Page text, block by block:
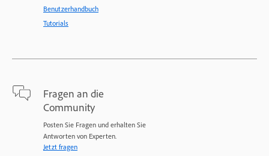
Benutzerhandbuch
Tutorials
Fragen an die
Community
Posten Sie Fragen und erhalten Sie
Antworten von Experten.
Jetzt fragen